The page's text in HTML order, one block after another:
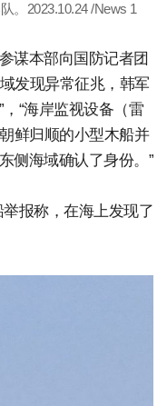
。2023.10.24 /News 1
谋本部向国防记者团
发现异常征兆，韩军
“海岸监视设备（雷
鲜归顺的小型木船并
侧海域确认了身份。”
报称，在海上发现了